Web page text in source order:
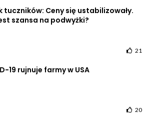
tuczników: Ceny się ustabilizowały.
szansa na podwyżki?
21
19 rujnuje farmy w USA
20